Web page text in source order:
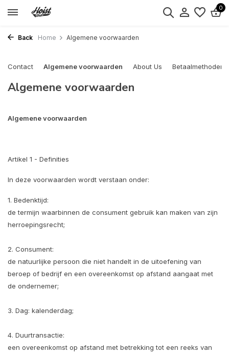
0
Back Home Algemene voorwaarden
Contact Algemene voorwaarden About Us Betaalmethoden
Algemene voorwaarden
Algemene voorwaarden
Artikel 1 - Definities
In deze voorwaarden wordt verstaan onder:
1. Bedenktijd:
de termijn waarbinnen de consument gebruik kan maken van zijn
herroepingsrecht;
2. Consument:
de natuurlijke persoon die niet handelt in de uitoefening van
beroep of bedrijf en een overeenkomst op afstand aangaat met
de ondernemer;
3. Dag: kalenderdag;
4. Duurtransactie:
een overeenkomst op afstand met betrekking tot een reeks van